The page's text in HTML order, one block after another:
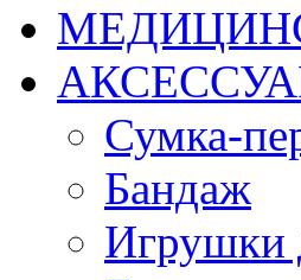
Сумка-
Бандаж
Игрушки